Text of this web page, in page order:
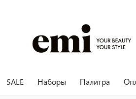
SALE Наборы Палитра